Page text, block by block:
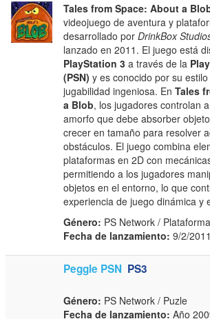
Tales from Space: About a
videojuego de aventura y
desarrollado porDrinkBox
lanzado en 2011. El juego está
PlayStation 3 a través de la
(PSN) y es conocido por su
jugabilidad ingeniosa. EnTales
a Blob, los jugadores controlan
amorfo que debe absorber
crecer en tamaño para resolver
obstáculos. El juego combina
plataformas en 2D con
permitiendo a los jugadores
objetos en el entorno, lo que
experiencia de juego dinámica y
Género: PS Network /
Fecha de lanzamiento: 9/2/2011
Peggle PSN PS3
Género: PS Network / Puzle
Fecha de lanzamiento: Año